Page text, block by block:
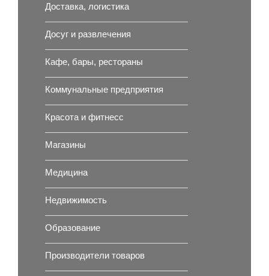
Доставка, логистика
Досуг и развлечения
Кафе, бары, рестораны
Коммунальные предприятия
Красота и фитнесс
Магазины
Медицина
Недвижимость
Образование
Производители товаров